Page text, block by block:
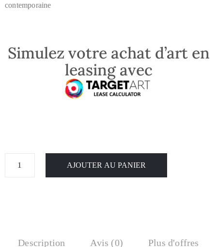
contemporaine
Simulez votre achat d’art en
leasing avec
AJOUTER AU PANIER
Description Avis (0) Plus d'offres